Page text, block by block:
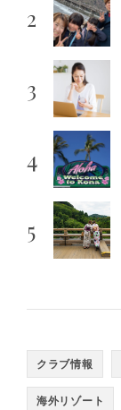
クラブ情報
海外リゾート